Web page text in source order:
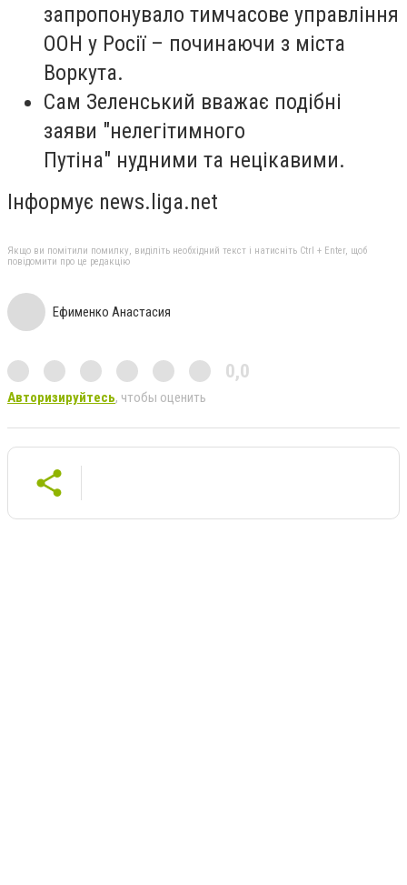
запропонувало тимчасове управління
ООН у Росії – починаючи з міста
Воркута.
Сам Зеленський вважає подібні
заяви "нелегітимного
Путіна" нудними та нецікавими.
Інформує news.liga.net
Якщо ви помітили помилку, виділіть необхідний текст і натисніть Ctrl + Enter, щоб
повідомити про це редакцію
Ефименко Анастасия
0,0
Авторизируйтесь, чтобы оценить